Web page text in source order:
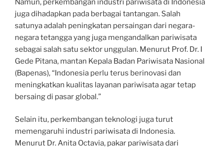
juga dihadapkan pada berbagai tantangan. Salah
satunya adalah peningkatan persaingan dari negara-
negara tetangga yang juga mengandalkan pariwisata
sebagai salah satu sektor unggulan. Menurut Prof. Dr. I
Gede Pitana, mantan Kepala Badan Pariwisata Nasional
(Bapenas), “Indonesia perlu terus berinovasi dan
meningkatkan kualitas layanan pariwisata agar tetap
bersaing di pasar global.”
Selain itu, perkembangan teknologi juga turut
memengaruhi industri pariwisata di Indonesia.
Menurut Dr. Anita Octavia, pakar pariwisata dari